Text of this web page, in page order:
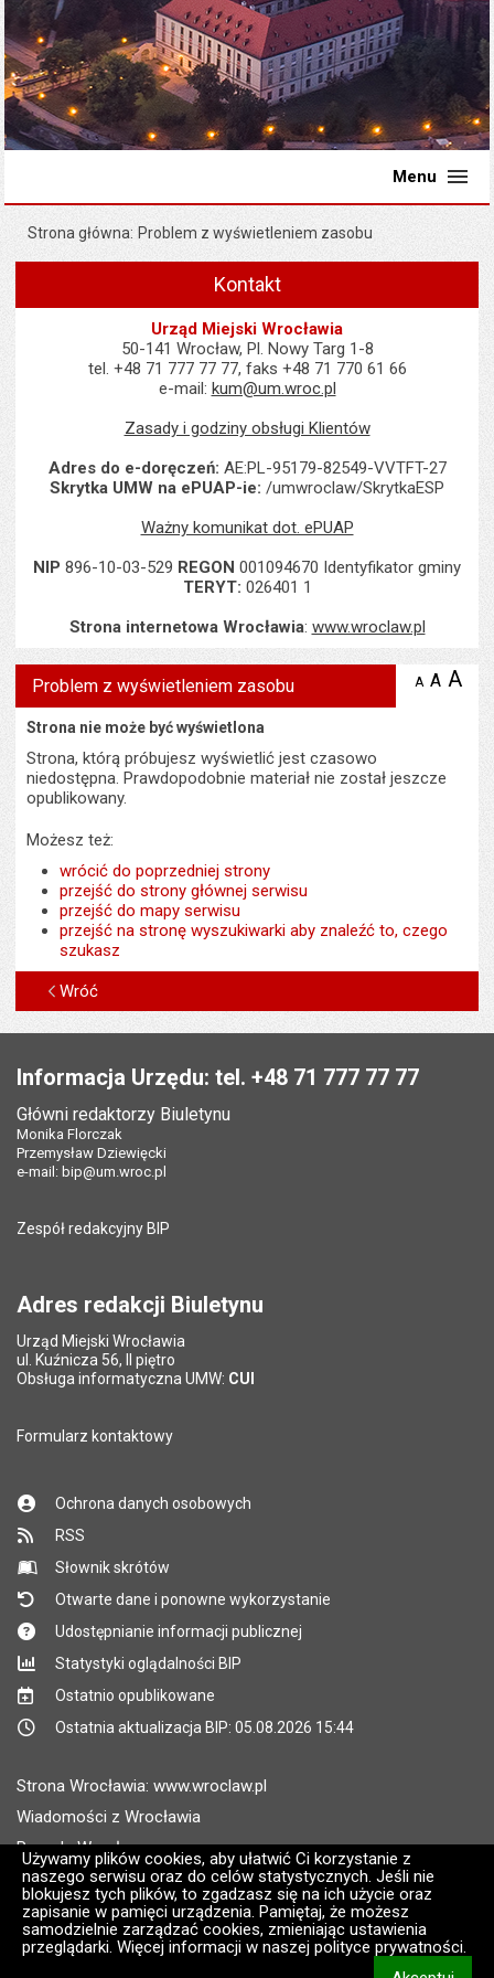
Używamy plików cookies, aby ułatwić Ci korzystanie z
naszego serwisu oraz do celów statystycznych. Jeśli nie
blokujesz tych plików, to zgadzasz się na ich użycie oraz
zapisanie w pamięci urządzenia. Pamiętaj, że możesz
samodzielnie zarządzać cookies, zmieniając ustawienia
przeglądarki. Więcej informacji w naszej polityce prywatności.
Menu
Strona główna Problem z wyświetleniem zasobu
Kontakt
Urząd Miejski Wrocławia
50-141 Wrocław, Pl. Nowy Targ 1-8
tel. +48 71 777 77 77, faks +48 71 770 61 66
e-mail: kum@um.wroc.pl
Zasady i godziny obsługi Klientów
Adres do e-doręczeń: AE:PL-95179-82549-VVTFT-27
Skrytka UMW na ePUAP-ie: /umwroclaw/SkrytkaESP
Ważny komunikat dot. ePUAP
NIP 896-10-03-529 REGON 001094670 Identyfikator gminy
TERYT: 026401 1
Strona internetowa Wrocławia: www.wroclaw.pl
Problem z wyświetleniem zasobu A zmniejsz
A A
Strona nie może być wyświetlona
Strona, którą próbujesz wyświetlić jest czasowo
niedostępna. Prawdopodobnie materiał nie został jeszcze
opublikowany.
Możesz też:
wrócić do poprzedniej strony
przejść do strony głównej serwisu
przejść do mapy serwisu
przejść na stronę wyszukiwarki aby znaleźć to, czego
szukasz
Wróć
Informacja Urzędu: tel. +48 71 777 77 77
Główni redaktorzy Biuletynu
Monika Florczak
Przemysław Dziewięcki
e-mail: bip@um.wroc.pl
Zespół redakcyjny BIP
Adres redakcji Biuletynu
Urząd Miejski Wrocławia
ul. Kuźnicza 56, II piętro
Obsługa informatyczna UMW: CUI
Formularz kontaktowy
Ochrona danych osobowych
RSS
Słownik skrótów
Otwarte dane i ponowne wykorzystanie
Udostępnianie informacji publicznej
Statystyki oglądalności BIP
Ostatnio opublikowane
Ostatnia aktualizacja BIP: 05.08.2026 15:44
Strona Wrocławia: www.wroclaw.pl
Wiadomości z Wrocławia
Pogoda Wrocław
Rozkłady jazdy MPK Wrocław
Administratorem wroclaw.pl jest: ARAW
Wersja systemu: 2.8.30.09